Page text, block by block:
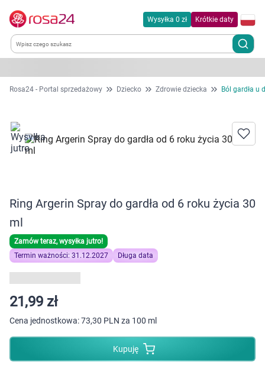
Wysyłka 0 zł Krótkie daty
Kategorie
Dla zwierząt
Zdrowie
Kobieta w ciąży i mama
Dziecko
Higiena
Kosmetyki
Mężczyzna
Rosa24 - Portal sprzedażowy Dziecko Zdrowie dziecka Ból gardła u
Ring Argerin Spray do gardła od 6 roku życia 30
ml
Zamów teraz, wysyłka jutro!
Termin ważności: 31.12.2027
Długa data
21,99 zł
Cena jednostkowa:73,30 PLN za 100 ml
Kupuję